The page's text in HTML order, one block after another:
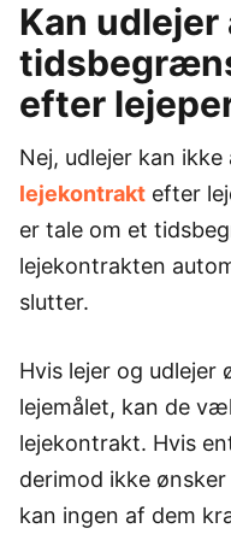
Kan
efter
Nej, udlejer kan
lejekontrakt efter
er tale om et
lejekontrakten
slutter.
Hvis lejer og
lejemålet, kan de
lejekontrakt. Hvis
derimod ikke
kan ingen af dem